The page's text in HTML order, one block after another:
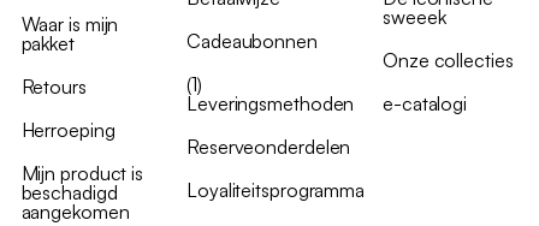
Waar is mijn
pakket
Retours
Herroeping
Mijn product is
beschadigd
aangekomen
Cadeaubonnen
(1)
Leveringsmethoden
Reserveonderdelen
Loyaliteitsprogramma
sweeek
Onze collecties
e-catalogi